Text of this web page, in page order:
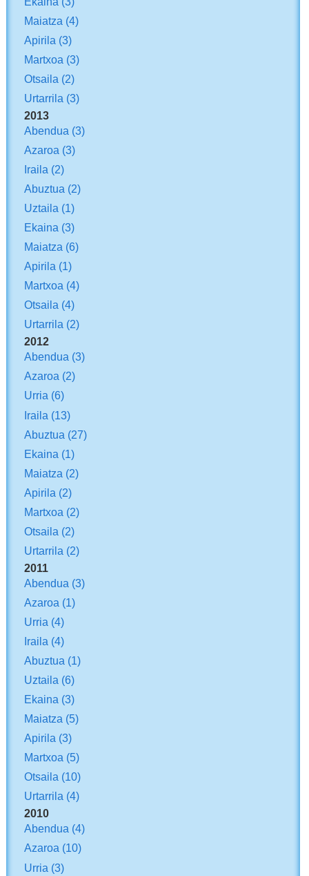
Maiatza (4)
Apirila (3)
Martxoa (3)
Otsaila (2)
Urtarrila (3)
2013
Abendua (3)
Azaroa (3)
Iraila (2)
Abuztua (2)
Uztaila (1)
Ekaina (3)
Maiatza (6)
Apirila (1)
Martxoa (4)
Otsaila (4)
Urtarrila (2)
2012
Abendua (3)
Azaroa (2)
Urria (6)
Iraila (13)
Abuztua (27)
Ekaina (1)
Maiatza (2)
Apirila (2)
Martxoa (2)
Otsaila (2)
Urtarrila (2)
2011
Abendua (3)
Azaroa (1)
Urria (4)
Iraila (4)
Abuztua (1)
Uztaila (6)
Ekaina (3)
Maiatza (5)
Apirila (3)
Martxoa (5)
Otsaila (10)
Urtarrila (4)
2010
Abendua (4)
Azaroa (10)
Urria (3)